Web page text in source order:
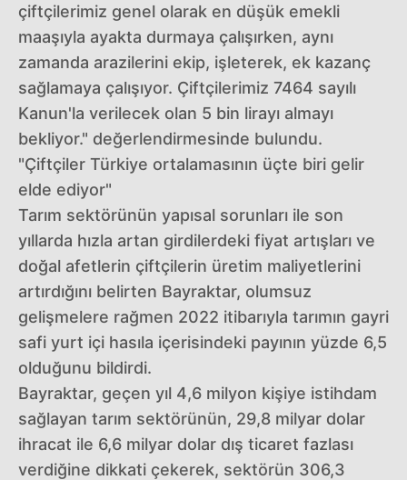
çiftçilerimiz genel olarak en düşük emekli
maaşıyla ayakta durmaya çalışırken, aynı
zamanda arazilerini ekip, işleterek, ek kazanç
sağlamaya çalışıyor. Çiftçilerimiz 7464 sayılı
Kanun'la verilecek olan 5 bin lirayı almayı
bekliyor." değerlendirmesinde bulundu.
"Çiftçiler Türkiye ortalamasının üçte biri gelir
elde ediyor"
Tarım sektörünün yapısal sorunları ile son
yıllarda hızla artan girdilerdeki fiyat artışları ve
doğal afetlerin çiftçilerin üretim maliyetlerini
artırdığını belirten Bayraktar, olumsuz
gelişmelere rağmen 2022 itibarıyla tarımın gayri
safi yurt içi hasıla içerisindeki payının yüzde 6,5
olduğunu bildirdi.
Bayraktar, geçen yıl 4,6 milyon kişiye istihdam
sağlayan tarım sektörünün, 29,8 milyar dolar
ihracat ile 6,6 milyar dolar dış ticaret fazlası
verdiğine dikkati çekerek, sektörün 306,3